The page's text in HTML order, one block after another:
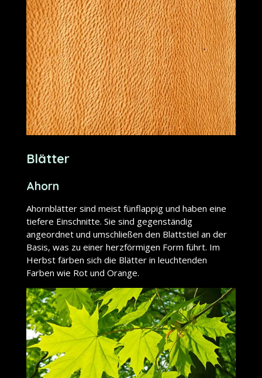
Blätter
Ahorn
Ahornblätter sind meist fünflappig und haben eine
tiefere Einschnitte. Sie sind gegenständig
angeordnet und umschließen den Blattstiel an der
Basis, was zu einer herzförmigen Form führt. Im
Herbst färben sich die Blätter in leuchtenden
Farben wie Rot und Orange.